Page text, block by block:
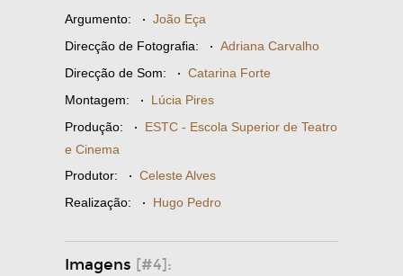
Argumento: · João Eça
Direcção de Fotografia: · Adriana Carvalho
Direcção de Som: · Catarina Forte
Montagem: · Lúcia Pires
Produção: · ESTC - Escola Superior de Teatro
e Cinema
Produtor: · Celeste Alves
Realização: · Hugo Pedro
Imagens [#4]: